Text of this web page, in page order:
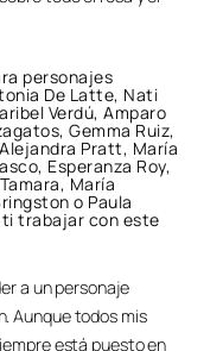
personajes
De Latte, Nati
Verdú, Amparo
Gemma Ruiz,
Pratt, María
Esperanza Roy,
María
o Paula
ti trabajar con este
a un personaje
Aunque todos mis
está puesto en